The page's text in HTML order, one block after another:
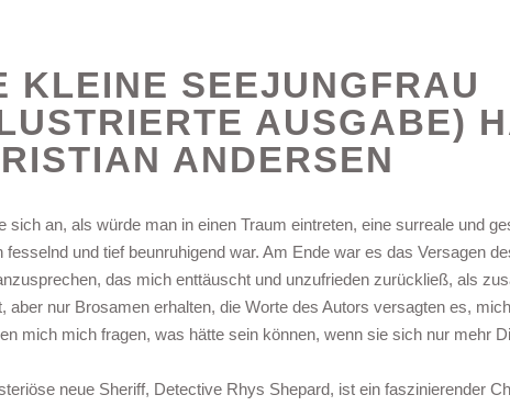
KLEINE SEEJUNGFRAU
AUSGABE)
ANDERSEN
sich an, als würde man in einen Traum eintreten, eine surreale und
fesselnd und tief beunruhigend war. Am Ende war es das Versagen
das mich enttäuscht und unzufrieden zurückließ, als
aber nur Brosamen erhalten, die Worte des Autors versagten es,
mich mich fragen, was hätte sein können, wenn sie sich nur mehr
neue Sheriff, Detective Rhys Shepard, ist ein faszinierender